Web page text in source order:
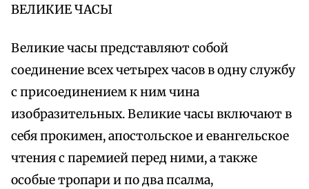
ВЕЛИКИЕ ЧАСЫ
Великие часы представляют собой
соединение всех четырех часов в одну службу
с присоединением к ним чина
изобразительных. Великие часы включают в
себя прокимен, апостольское и евангельское
чтения с паремией перед ними, а также
особые тропари и по два псалма,